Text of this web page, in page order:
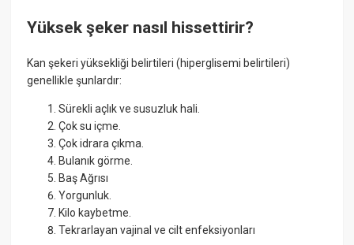
Yüksek şeker nasıl hissettirir?
Kan şekeri yüksekliği belirtileri (hiperglisemi belirtileri)
genellikle şunlardır:
Sürekli açlık ve susuzluk hali.
Çok su içme.
Çok idrara çıkma.
Bulanık görme.
Baş Ağrısı
Yorgunluk.
Kilo kaybetme.
Tekrarlayan vajinal ve cilt enfeksiyonları